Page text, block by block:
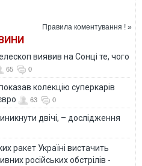
Правила коментування ! »
виявив на Сонці те, чого
65 0
колекцію суперкарів
63 0
двічі, – дослідження
ракет Україні вистачить
російських обстрілів -